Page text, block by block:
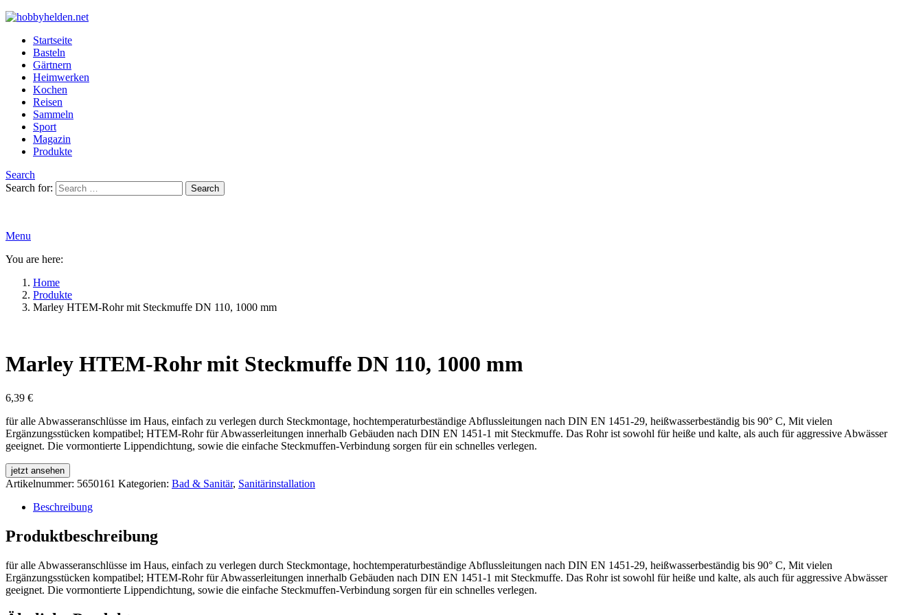
Startseite
Basteln
Gärtnern
Heimwerken
Kochen
Reisen
Sammeln
Sport
Magazin
Produkte
Search
Search for:
Search
Menu
You are here:
Home
Produkte
Marley HTEM-Rohr mit Steckmuffe DN 110, 1000 mm
Marley HTEM-Rohr mit Steckmuffe DN 110, 1000 mm
6,39 €
für alle Abwasseranschlüsse im Haus, einfach zu verlegen durch Steckmontage, hochtemperaturbeständige Abflussleitungen nach DIN EN 1451-29, heißwasserbeständig bis 90° C, Mit vielen
Ergänzungsstücken kompatibel; HTEM-Rohr für Abwasserleitungen innerhalb Gebäuden nach DIN EN 1451-1 mit Steckmuffe. Das Rohr ist sowohl für heiße und kalte, als auch für aggressive Abwässer
geeignet. Die vormontierte Lippendichtung, sowie die einfache Steckmuffen-Verbindung sorgen für ein schnelles verlegen.
jetzt ansehen
Artikelnummer: 5650161 Kategorien: Bad & Sanitär, Sanitärinstallation
Beschreibung
Produktbeschreibung
für alle Abwasseranschlüsse im Haus, einfach zu verlegen durch Steckmontage, hochtemperaturbeständige Abflussleitungen nach DIN EN 1451-29, heißwasserbeständig bis 90° C, Mit vielen
Ergänzungsstücken kompatibel; HTEM-Rohr für Abwasserleitungen innerhalb Gebäuden nach DIN EN 1451-1 mit Steckmuffe. Das Rohr ist sowohl für heiße und kalte, als auch für aggressive Abwässer
geeignet. Die vormontierte Lippendichtung, sowie die einfache Steckmuffen-Verbindung sorgen für ein schnelles verlegen.